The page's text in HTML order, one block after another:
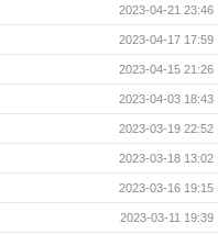
2023-04-21 23:46
2023-04-17 17:59
2023-04-15 21:26
2023-04-03 18:43
2023-03-19 22:52
2023-03-18 13:02
2023-03-16 19:15
2023-03-11 19:39